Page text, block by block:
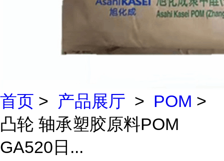
首页 > 产品展厅 > POM >
凸轮 轴承塑胶原料POM
GA520日...